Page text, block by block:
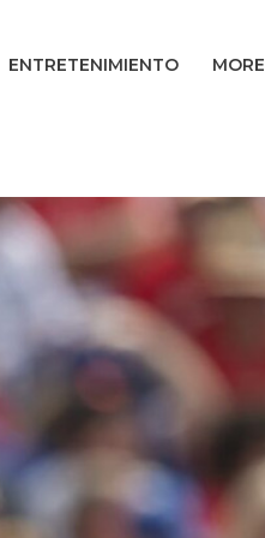
ENTRETENIMIENTO MORE